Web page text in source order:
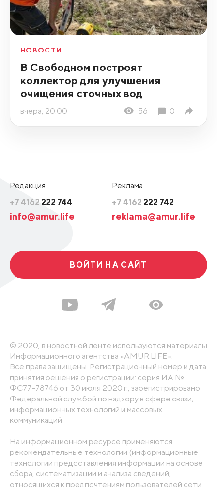
НОВОСТИ
В Свободном построят
коллектор для улучшения
очищения сточных вод
вчера, 20:00 56 0
Редакция
+7 4162 222 744
info@amur.life
Реклама
+7 4162 222 742
reklama@amur.life
ВОЙТИ НА САЙТ
© 2020, в новостной ленте используются материалы
Информационного агентства «AMUR.LIFE».
Все права защищены. Регистрационный номер и дата
принятия решения о регистрации: серия ИА №
ФС77-78746 от 30 июля 2020 г., зарегистрировано
Федеральной службой по надзору в сфере связи,
информационных технологий и массовых
коммуникаций
На информационном ресурсе применяются
рекомендательные технологии (информационные
технологии предоставления информации на основе
сбора, систематизации и анализа сведений,
относящихся к предпочтениям пользователей сети